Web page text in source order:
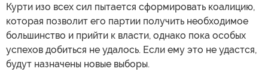
Курти изо всех сил пытается сформировать коалицию,
которая позволит его партии получить необходимое
большинство и прийти к власти, однако пока особых
успехов добиться не удалось. Если ему это не удастся,
будут назначены новые выборы.